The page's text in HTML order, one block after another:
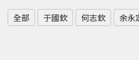
全部 于國欽 何志欽 余永